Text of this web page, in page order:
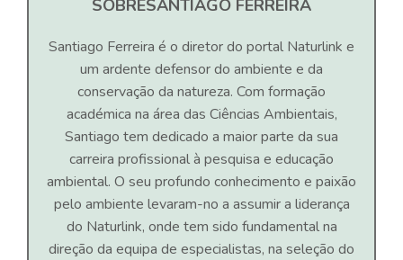
SOBRESANTIAGO FERREIRA
Santiago Ferreira é o diretor do portal Naturlink e
um ardente defensor do ambiente e da
conservação da natureza. Com formação
académica na área das Ciências Ambientais,
Santiago tem dedicado a maior parte da sua
carreira profissional à pesquisa e educação
ambiental. O seu profundo conhecimento e paixão
pelo ambiente levaram-no a assumir a liderança
do Naturlink, onde tem sido fundamental na
direção da equipa de especialistas, na seleção do